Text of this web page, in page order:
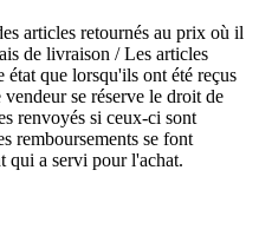
articles retournés au prix où il
de livraison / Les articles
état que lorsqu'ils ont été reçus
se réserve le droit de
renvoyés si ceux-ci sont
remboursements se font
qui a servi pour l'achat.